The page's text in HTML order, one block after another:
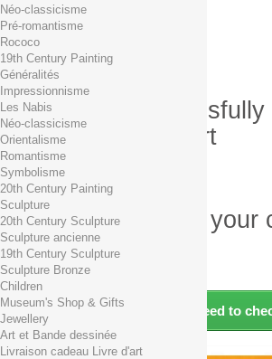
Free shipping!
0,00 € Total
Check out
Product successfully
your shopping cart
Quantity
Total
There is 1 item in your
Total products (tax incl.)
Total shipping TTC
Total (tax incl.)
Continue shopping Proceed to
Néo-classicisme
Pré-romantisme
Rococo
19th Century Painting
Généralités
Impressionnisme
Les Nabis
Néo-classicisme
Orientalisme
Romantisme
Symbolisme
20th Century Painting
Sculpture
20th Century Sculpture
Sculpture ancienne
19th Century Sculpture
Sculpture Bronze
Children
Museum's Shop & Gifts
Jewellery
Art et Bande dessinée
Livraison cadeau Livre d'art